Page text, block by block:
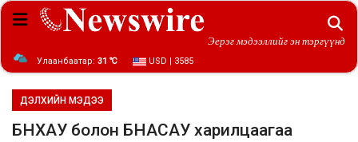
Эерэг мэдээллийг эн тэргүүнд
Улаанбаатар: 31 ℃ USD | 3585
ДЭЛХИЙН МЭДЭЭ
БНХАУ болон БНАСАУ харилцаагаа